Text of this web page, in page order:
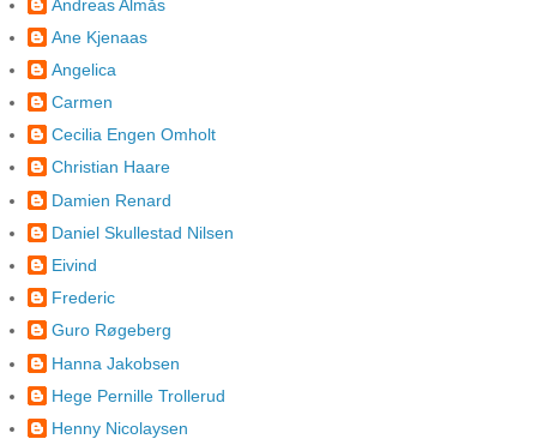
Andreas Almås
Ane Kjenaas
Angelica
Carmen
Cecilia Engen Omholt
Christian Haare
Damien Renard
Daniel Skullestad Nilsen
Eivind
Frederic
Guro Røgeberg
Hanna Jakobsen
Hege Pernille Trollerud
Henny Nicolaysen